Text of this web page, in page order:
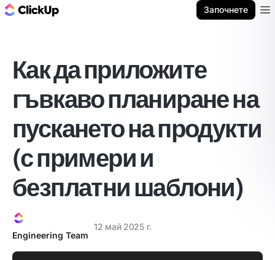
Започнете
Как да приложите
гъвкаво планиране на
пускането на продукти
(с примери и
безплатни шаблони)
Engineering Team
12 май 2025 г.